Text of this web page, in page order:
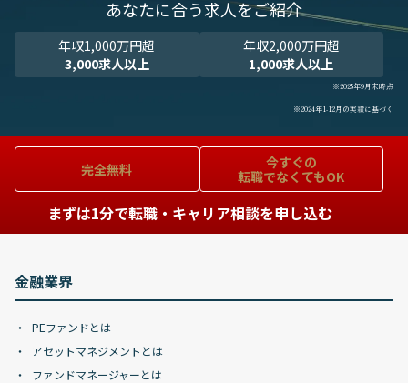
あなたに合う求人をご紹介
年収1,000万円超
3,000求人以上
年収2,000万円超
1,000求人以上
※2025年9月末時点
※2024年1-12月の実績に基づく
完全無料
今すぐの
転職でなくてもOK
まずは1分で転職・キャリア相談を申し込む
金融業界
PEファンドとは
アセットマネジメントとは
ファンドマネージャーとは